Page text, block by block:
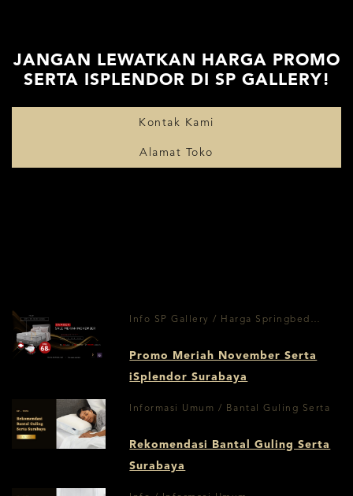
JANGAN LEWATKAN HARGA PROMO
SERTA ISPLENDOR DI SP GALLERY!
Kontak Kami
Alamat Toko
Info SP Gallery / Harga Springbed
Promo Meriah November Serta
iSplendor Surabaya
Informasi Umum / Bantal Guling Serta
Rekomendasi Bantal Guling Serta
Surabaya